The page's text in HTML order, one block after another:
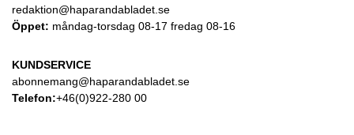
redaktion@haparandabladet.se
Öppet: måndag-torsdag 08-17 fredag 08-16
KUNDSERVICE
abonnemang@haparandabladet.se
Telefon:+46(0)922-280 00